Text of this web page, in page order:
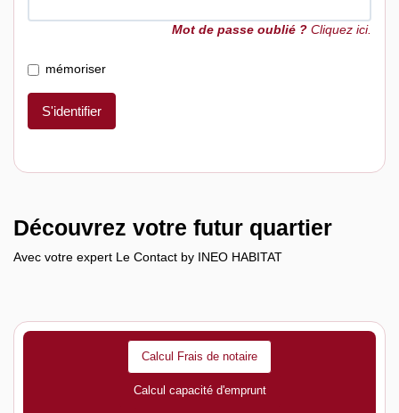
Mot de passe oublié ? Cliquez ici.
mémoriser
S'identifier
Découvrez votre futur quartier
Avec votre expert Le Contact by INEO HABITAT
Calcul Frais de notaire
Calcul capacité d'emprunt